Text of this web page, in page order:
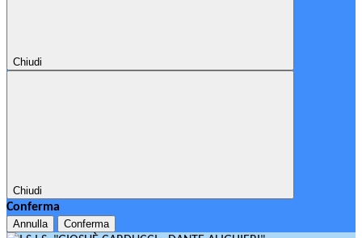
Chiudi
Chiudi
Conferma
Annulla Conferma